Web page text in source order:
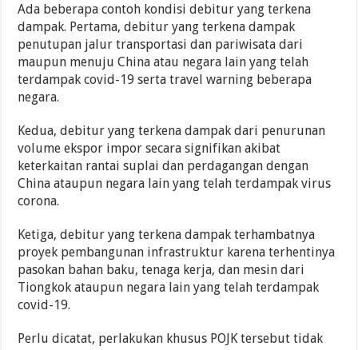
Ada beberapa contoh kondisi debitur yang terkena
dampak. Pertama, debitur yang terkena dampak
penutupan jalur transportasi dan pariwisata dari
maupun menuju China atau negara lain yang telah
terdampak covid-19 serta travel warning beberapa
negara.
Kedua, debitur yang terkena dampak dari penurunan
volume ekspor impor secara signifikan akibat
keterkaitan rantai suplai dan perdagangan dengan
China ataupun negara lain yang telah terdampak virus
corona.
Ketiga, debitur yang terkena dampak terhambatnya
proyek pembangunan infrastruktur karena terhentinya
pasokan bahan baku, tenaga kerja, dan mesin dari
Tiongkok ataupun negara lain yang telah terdampak
covid-19.
Perlu dicatat, perlakukan khusus POJK tersebut tidak